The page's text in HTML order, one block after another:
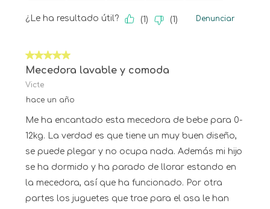
¿Le ha resultado útil? (1) (1) Denunciar
5 de 5 estrellas.
Mecedora lavable y comoda
Victe
hace un año
Me ha encantado esta mecedora de bebe para 0-
12kg. La verdad es que tiene un muy buen diseño,
se puede plegar y no ocupa nada. Además mi hijo
se ha dormido y ha parado de llorar estando en
la mecedora, así que ha funcionado. Por otra
partes los juguetes que trae para el asa le han